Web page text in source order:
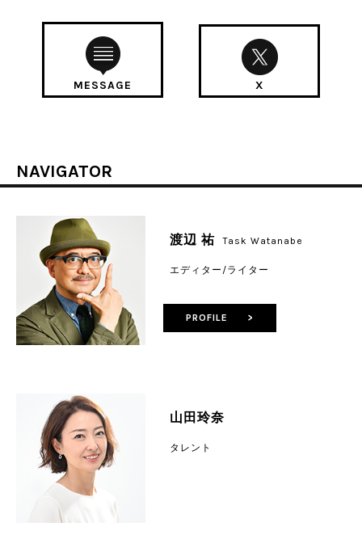
MESSAGE X
NAVIGATOR
渡辺 祐 Task Watanabe
エディター/ライター
山田玲奈
タレント
PROFILE >